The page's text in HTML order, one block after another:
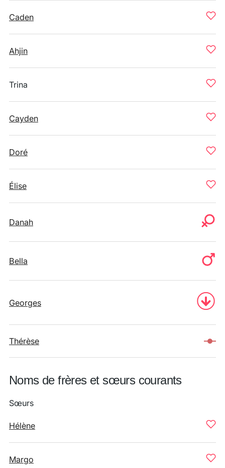
Caden
Ahjin
Trina
Cayden
Doré
Élise
Danah
Bella
Georges
Thérèse
Noms de frères et sœurs courants
Sœurs
Hélène
Margo